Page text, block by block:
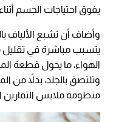
يفوق احتياجات الجسم
وأضاف أن تشبع الألياف
يتسبب مباشرة في
الهواء، ما يحول قطعة
وتلتصق بالجلد، بدلاً من
منظومة ملابس التمارين